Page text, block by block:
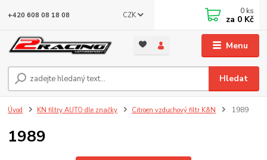
Menu
CZK
Hledat
+420 608 08 18 08 0 ks
za 0 Kč
Úvod KN filtry AUTO dle značky Citroen vzduchový filtr K&N 1989
1989